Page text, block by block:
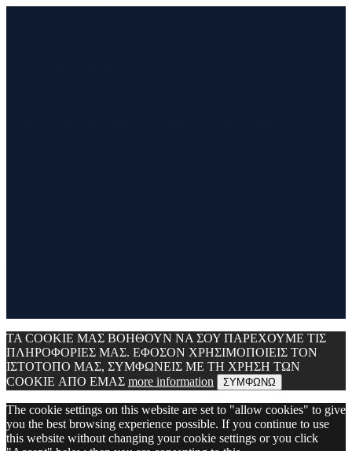
ΤΑ COOKIE ΜΑΣ ΒΟΗΘΟΥΝ ΝΑ ΣΟΥ ΠΑΡΕΧΟΥΜΕ ΤΙΣ
ΠΛΗΡΟΦΟΡΙΕΣ ΜΑΣ. ΕΦΟΣΟΝ ΧΡΗΣΙΜΟΠΟΙΕΙΣ ΤΟΝ
ΙΣΤΟΤΟΠΟ ΜΑΣ, ΣΥΜΦΩΝΕΙΣ ΜΕ ΤΗ ΧΡΗΣΗ ΤΩΝ
COOKIE ΑΠΟ ΕΜΑΣ more information ΣΥΜΦΩΝΩ
The cookie settings on this website are set to "allow cookies" to give
you the best browsing experience possible. If you continue to use
this website without changing your cookie settings or you click